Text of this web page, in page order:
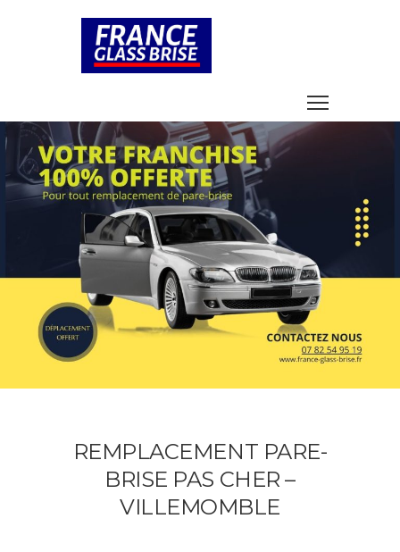
REMPLACEMENT PARE-
BRISE PAS CHER –
VILLEMOMBLE